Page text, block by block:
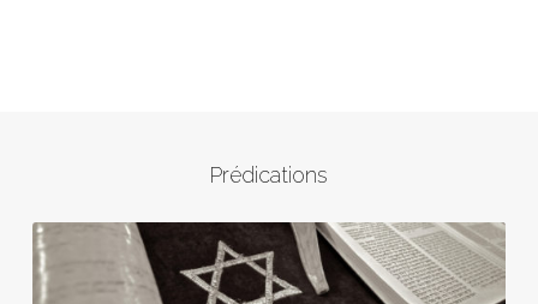
Prédications